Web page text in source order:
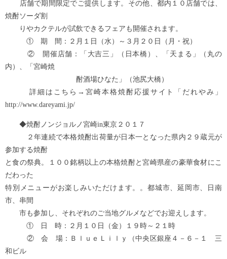
店舗で期間限定でご提供します。その他、都内１０店舗では、
焼酎ソーダ割
りやカクテルが試飲できるフェアも開催されます。
① 期 間：２月１日（水）～３月２０日（月・祝）
② 開催店舗：「大吉三」（日本橋）、「天まる」（丸の
内）、「宮崎焼
酎酒場ひなた」（池尻大橋）
詳細はこちら→宮崎本格焼酎応援サイト「だれやみ」
http://www.dareyami.jp/
◆焼酎ノンジョルノ宮崎in東京２０１７
２年連続で本格焼酎出荷量が日本一となった県内２９蔵元が
参加する焼酎
と食の祭典。１００銘柄以上の本格焼酎と宮崎県産の豪華食材にこ
だわった
特別メニューがお楽しみいただけます。。都城市、延岡市、日南
市、串間
市も参加し、それぞれのご当地グルメなどでお迎えします。
① 日 時：２月１０日（金）１９時～２１時
② 会 場：ＢｌｕｅＬｉｌｙ（中央区銀座４－６－１ 三
和ビル